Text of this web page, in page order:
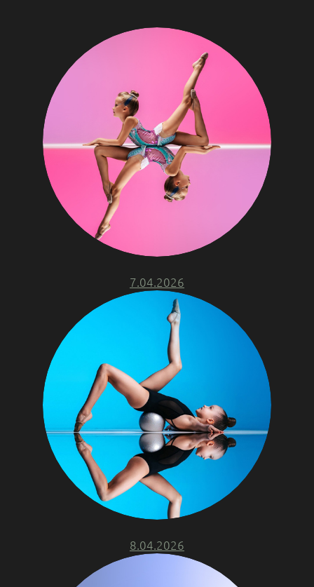
7.04.2026
8.04.2026